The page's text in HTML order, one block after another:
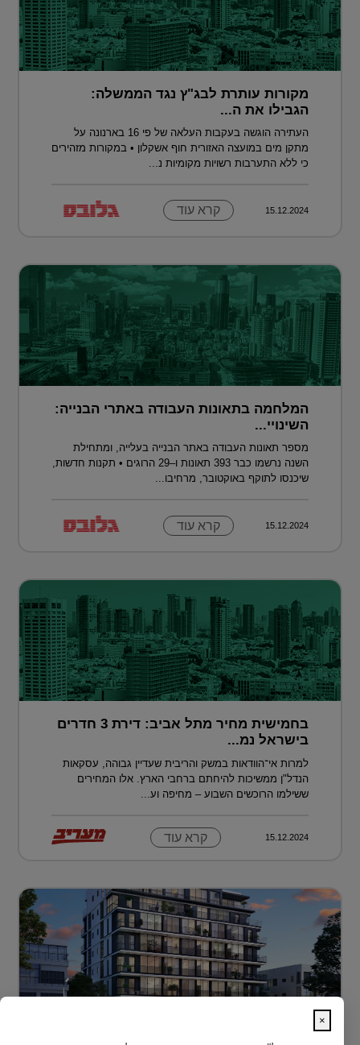
מקורות עותרת לבג"ץ נגד הממשלה:
הגבילו את ה...
העתירה הוגשה בעקבות העלאה של פי 16 בארנונה על
מתקן מים במועצה האזורית חוף אשקלון • במקורות מזהירים
כי ללא התערבות רשויות מקומיות נ...
15.12.2024 קרא עוד
המלחמה בתאונות העבודה באתרי הבנייה:
השינויי...
מספר תאונות העבודה באתר הבנייה בעלייה, ומתחילת
השנה נרשמו כבר 393 תאונות ו–29 הרוגים • תקנות חדשות,
שיכנסו לתוקף באוקטובר, מרחיבו...
15.12.2024 קרא עוד
בחמישית מחיר מתל אביב: דירת 3 חדרים
בישראל נמ...
למרות אי־הוודאות במשק והריבית שעדיין גבוהה, עסקאות
הנדל"ן ממשיכות להיחתם ברחבי הארץ. אלו המחירים
ששילמו הרוכשים השבוע – מחיפה וע...
15.12.2024 קרא עוד
×